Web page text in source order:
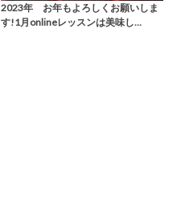
2023年 お年もよろしくお願いしま
す!1月onlineレッスンは美味し…